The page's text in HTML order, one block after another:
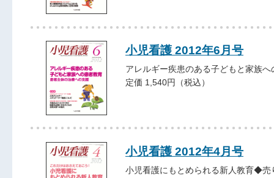
小児看護 2012年6月号
アレルギー疾患のある子どもと家族
定価 1,540円（税込）
小児看護 2012年4月号
小児看護にもとめられる新人教育◆